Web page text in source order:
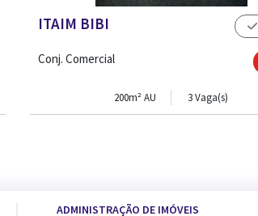
ITAIM BIBI
Conj. Comercial
200m² AU 3 Vaga(s)
ADMINISTRAÇÃO DE IMÓVEIS